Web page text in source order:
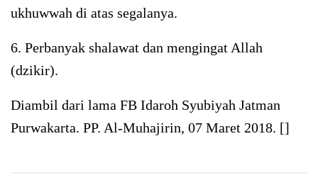
ukhuwwah di atas segalanya.
6. Perbanyak shalawat dan mengingat Allah
(dzikir).
Diambil dari lama FB Idaroh Syubiyah Jatman
Purwakarta. PP. Al-Muhajirin, 07 Maret 2018. []